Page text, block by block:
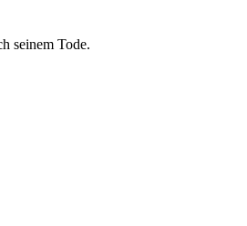
seinem Tode.